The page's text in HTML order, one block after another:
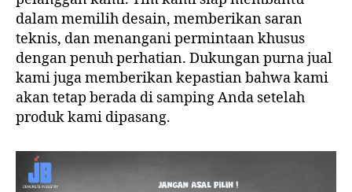
dalam memilih desain, memberikan saran
teknis, dan menangani permintaan khusus
dengan penuh perhatian. Dukungan purna jual
kami juga memberikan kepastian bahwa kami
akan tetap berada di samping Anda setelah
produk kami dipasang.